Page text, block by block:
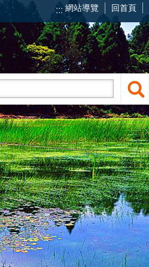
::: 網站導覽 回首頁